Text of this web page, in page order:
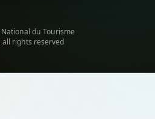
du Tourisme
all rights reserved